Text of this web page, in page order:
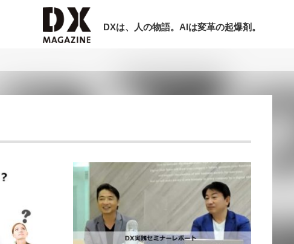
DXは、人の物語。AIは変革の起爆剤。
サービスメニュー 日本オムニチャネル協会
トップページ
サイトマップ
現在開催予定のセミナー
セミナー
【8/12開催】「イノベーションを数値化
する」～投資される事業の基準と、終活
DX「SouSou」に学ぶ資金調達・巻き込